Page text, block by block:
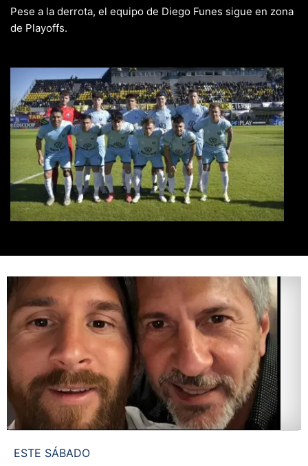
Pese a la derrota, el equipo de Diego Funes sigue en zona
de Playoffs.
ESTE SÁBADO